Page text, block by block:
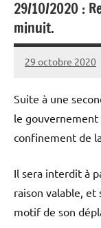
29/10/2020 :
minuit.
29 octobre 2020
Patrice
Suite à une
le
confinement de
Il sera interdit à
raison valable, et
motif de son